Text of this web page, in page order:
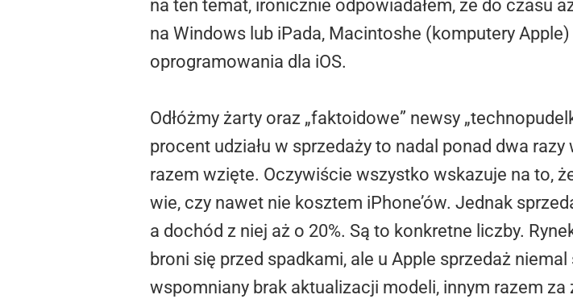
na ten temat, ironicznie odpowiadałem, że do czasu
na Windows lub iPada, Macintoshe (komputery
oprogramowania dla iOS.
Odłóżmy żarty oraz „faktoidowe” newsy
procent udziału w sprzedaży to nadal ponad dwa
razem wzięte. Oczywiście wszystko wskazuje na to,
wie, czy nawet nie kosztem iPhone’ów. Jednak
a dochód z niej aż o 20%. Są to konkretne liczby.
broni się przed spadkami, ale u Apple sprzedaż
wspomniany brak aktualizacji modeli, innym razem